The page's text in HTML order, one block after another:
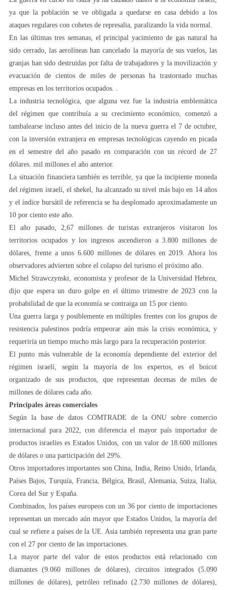
ya que la población se ve obligada a quedarse en casa debido a los
ataques regulares con cohetes de represalia, paralizando la vida normal.
En las últimas tres semanas, el principal yacimiento de gas natural ha
sido cerrado, las aerolíneas han cancelado la mayoría de sus vuelos, las
granjas han sido destruidas por falta de trabajadores y la movilización y
evacuación de cientos de miles de personas ha trastornado muchas
empresas en los territorios ocupados. .
La industria tecnológica, que alguna vez fue la industria emblemática
del régimen que contribuía a su crecimiento económico, comenzó a
tambalearse incluso antes del inicio de la nueva guerra el 7 de octubre,
con la inversión extranjera en empresas tecnológicas cayendo en picada
en el semestre del año pasado en comparación con un récord de 27
dólares. mil millones el año anterior.
La situación financiera también es terrible, ya que la incipiente moneda
del régimen israelí, el shekel, ha alcanzado su nivel más bajo en 14 años
y el índice bursátil de referencia se ha desplomado aproximadamente un
10 por ciento este año.
El año pasado, 2,67 millones de turistas extranjeros visitaron los
territorios ocupados y los ingresos ascendieron a 3.800 millones de
dólares, frente a unos 6.600 millones de dólares en 2019. Ahora los
observadores advierten sobre el colapso del turismo el próximo año.
Michel Strawczynski, economista y profesor de la Universidad Hebrea,
dijo que espera un duro golpe en el último trimestre de 2023 con la
probabilidad de que la economía se contraiga un 15 por ciento.
Una guerra larga y posiblemente en múltiples frentes con los grupos de
resistencia palestinos podría empeorar aún más la crisis económica, y
requeriría un tiempo mucho más largo para la recuperación posterior.
El punto más vulnerable de la economía dependiente del exterior del
régimen israelí, según la mayoría de los expertos, es el boicot
organizado de sus productos, que representan decenas de miles de
millones de dólares cada año.
Principales áreas comerciales
Según la base de datos COMTRADE de la ONU sobre comercio
internacional para 2022, con diferencia el mayor país importador de
productos israelíes es Estados Unidos, con un valor de 18.600 millones
de dólares o una participación del 29%.
Otros importadores importantes son China, India, Reino Unido, Irlanda,
Países Bajos, Turquía, Francia, Bélgica, Brasil, Alemania, Suiza, Italia,
Corea del Sur y España.
Combinados, los países europeos con un 36 por ciento de importaciones
representan un mercado aún mayor que Estados Unidos, la mayoría del
cual se refiere a países de la UE. Asia también representa una gran parte
con el 27 por ciento de las importaciones.
La mayor parte del valor de estos productos está relacionado con
diamantes (9.060 millones de dólares), circuitos integrados (5.090
millones de dólares), petróleo refinado (2.730 millones de dólares),